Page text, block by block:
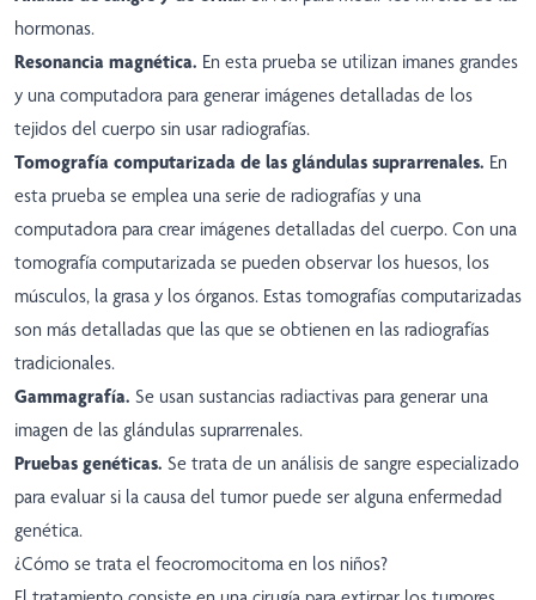
hormonas.
Resonancia magnética. En esta prueba se utilizan imanes grandes
y una computadora para generar imágenes detalladas de los
tejidos del cuerpo sin usar radiografías.
Tomografía computarizada de las glándulas suprarrenales. En
esta prueba se emplea una serie de radiografías y una
computadora para crear imágenes detalladas del cuerpo. Con una
tomografía computarizada se pueden observar los huesos, los
músculos, la grasa y los órganos. Estas tomografías computarizadas
son más detalladas que las que se obtienen en las radiografías
tradicionales.
Gammagrafía. Se usan sustancias radiactivas para generar una
imagen de las glándulas suprarrenales.
Pruebas genéticas. Se trata de un análisis de sangre especializado
para evaluar si la causa del tumor puede ser alguna enfermedad
genética.
¿Cómo se trata el feocromocitoma en los niños?